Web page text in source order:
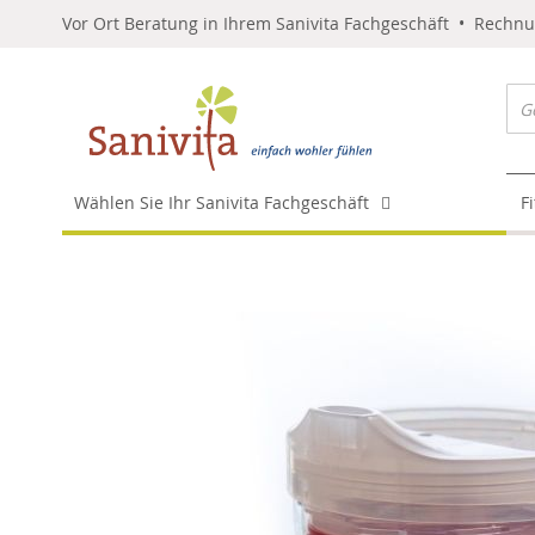
Vor Ort Beratung in Ihrem Sanivita Fachgeschäft •
Wählen Sie Ihr Sanivita Fachgeschäft